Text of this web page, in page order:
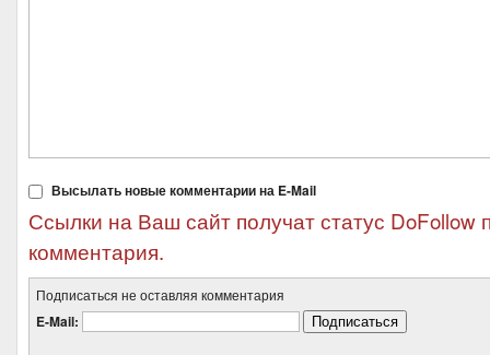
Высылать новые комментарии на E-Mail
Ссылки на Ваш сайт получат статус DoFollow
комментария.
Подписаться не оставляя комментария
E-Mail: